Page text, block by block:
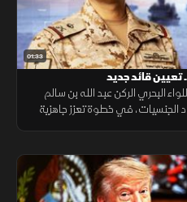
01:33
قائد جديد
البحري الركن عبد الله بن سالم
الجنسيات، في خطوة تعزز جاهزية